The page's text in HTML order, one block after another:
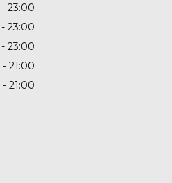
23:00
23:00
23:00
21:00
21:00